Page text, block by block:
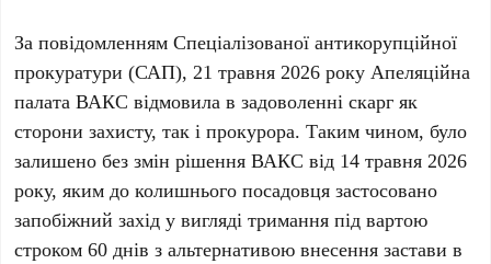
За повідомленням Спеціалізованої антикорупційної
прокуратури (САП),21 травня 2026 року Апеляційна
палата ВАКС відмовила в задоволенні скарг як
сторони захисту, так і прокурора. Таким чином, було
залишено без змін рішення ВАКС від 14 травня 2026
року, яким до колишнього посадовця застосовано
запобіжний захід у вигляді тримання під вартою
строком60 днів з альтернативою внесення застави в